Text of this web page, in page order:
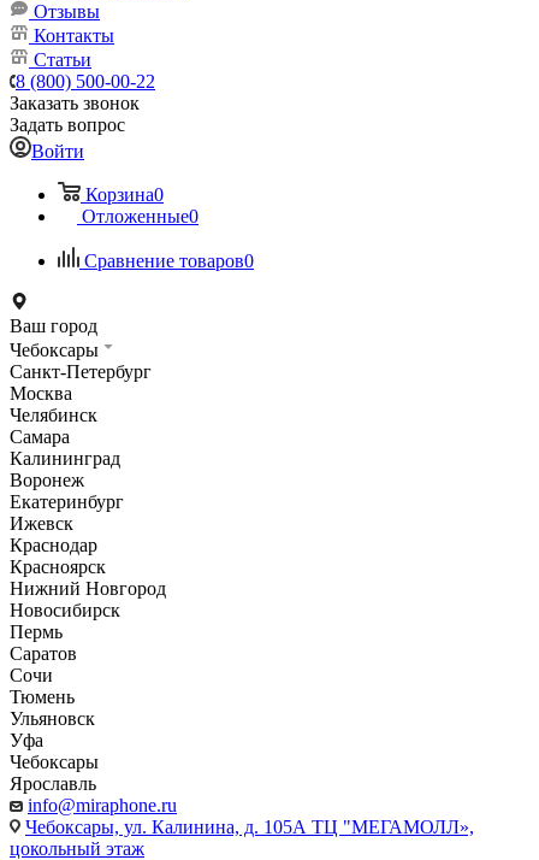
Отзывы
Контакты
Статьи
8 (800) 500-00-22
Заказать звонок
Задать вопрос
Войти
Корзина0
Отложенные0
Сравнение товаров0
Ваш город
Чебоксары
Санкт-Петербург
Москва
Челябинск
Самара
Калининград
Воронеж
Екатеринбург
Ижевск
Краснодар
Красноярск
Нижний Новгород
Новосибирск
Пермь
Саратов
Сочи
Тюмень
Ульяновск
Уфа
Чебоксары
Ярославль
info@miraphone.ru
Чебоксары, ул. Калинина, д. 105А ТЦ "МЕГАМОЛЛ»,
цокольный этаж